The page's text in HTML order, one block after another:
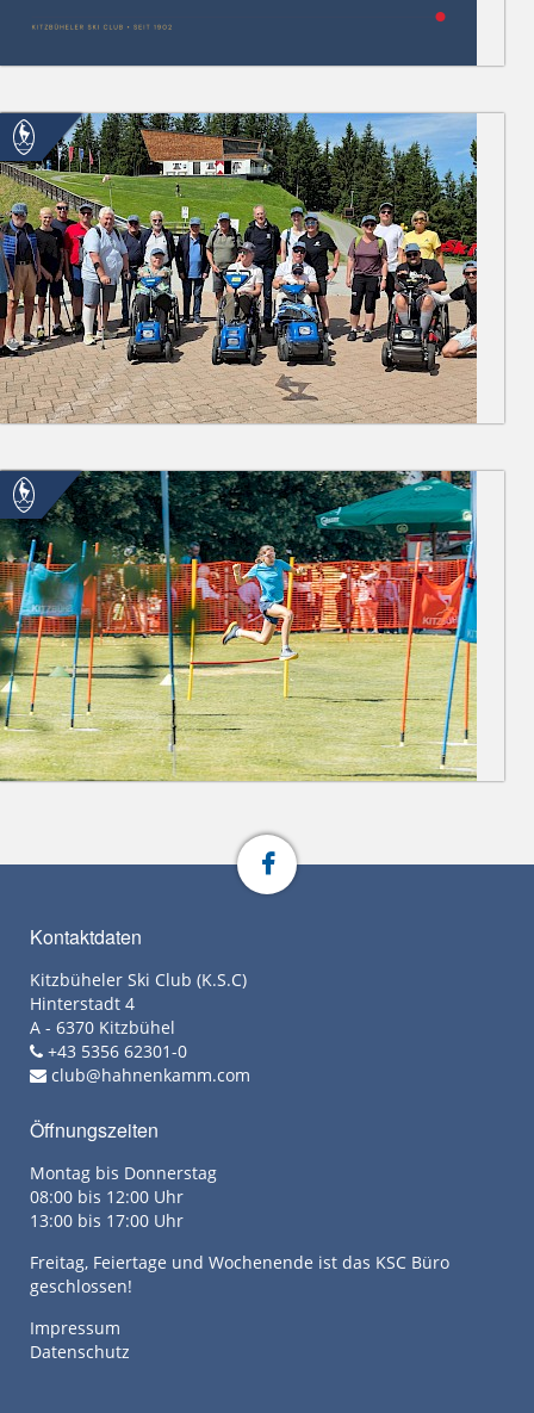
Kontaktdaten
Kitzbüheler Ski Club (K.S.C)
Hinterstadt 4
A - 6370 Kitzbühel
+43 5356 62301-0
club@hahnenkamm.com
Öffnungszeiten
Montag bis Donnerstag
08:00 bis 12:00 Uhr
13:00 bis 17:00 Uhr
Freitag, Feiertage und Wochenende ist das KSC Büro
geschlossen!
Impressum
Datenschutz